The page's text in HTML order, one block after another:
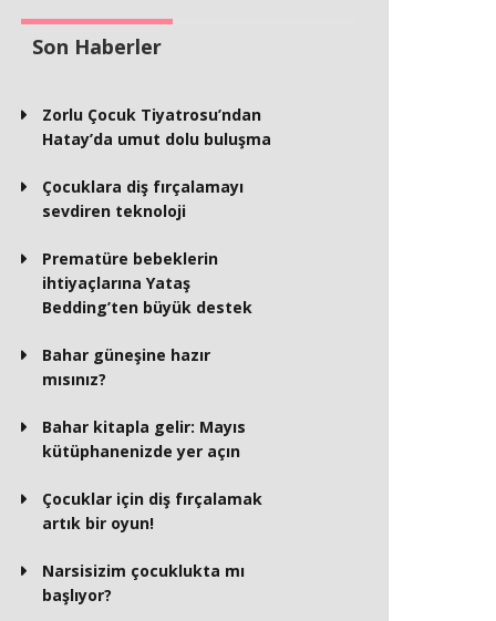
Son Haberler
Zorlu Çocuk Tiyatrosu’ndan
Hatay’da umut dolu buluşma
Çocuklara diş fırçalamayı
sevdiren teknoloji
Prematüre bebeklerin
ihtiyaçlarına Yataş
Bedding’ten büyük destek
Bahar güneşine hazır
mısınız?
Bahar kitapla gelir: Mayıs
kütüphanenizde yer açın
Çocuklar için diş fırçalamak
artık bir oyun!
Narsisizim çocuklukta mı
başlıyor?